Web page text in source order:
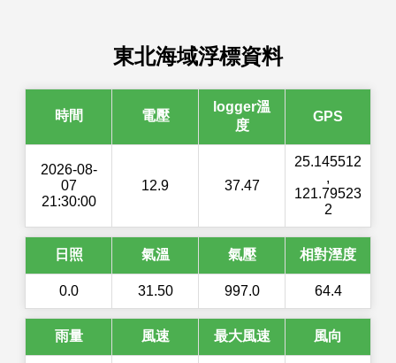
東北海域浮標資料
時間 電壓
logger溫
度
GPS
2026-08-
07
21:30:00
12.9 37.47
25.145512
,
121.79523
2
日照 氣溫 氣壓 相對溼度
0.0 31.50 997.0 64.4
雨量 風速 最大風速 風向